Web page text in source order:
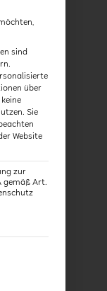
sind
über
Sie
Website
zur
gemäß Art.
erteilt werden